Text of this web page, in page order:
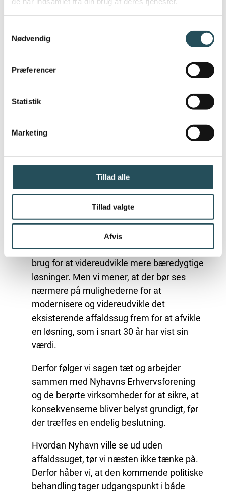
Nødvendig
Præferencer
Statistik
Marketing
Tillad alle
Tillad valgte
Afvis
området af millioner af gæster, og for
beslutninger, som både understøtter en
kvaliteter, der har gjort Nyhavn til et af
DRC'S HOLDNING
- MODERNISÉR FREM FOR AT AFVIKLE
Som det ser ud nu, har affaldssuget
mangler, når det kommer til optimal
affaldssortering. Og vi anerkender, at der er
brug for at videreudvikle mere bæredygtige
løsninger. Men vi mener, at der bør ses
nærmere på mulighederne for at
modernisere og videreudvikle det
eksisterende affaldssug frem for at afvikle
en løsning, som i snart 30 år har vist sin
værdi.
Derfor følger vi sagen tæt og arbejder
sammen med Nyhavns Erhvervsforening
og de berørte virksomheder for at sikre, at
konsekvenserne bliver belyst grundigt, før
der træffes en endelig beslutning.
Hvordan Nyhavn ville se ud uden
affaldssuget, tør vi næsten ikke tænke på.
Derfor håber vi, at den kommende politiske
behandling tager udgangspunkt i både